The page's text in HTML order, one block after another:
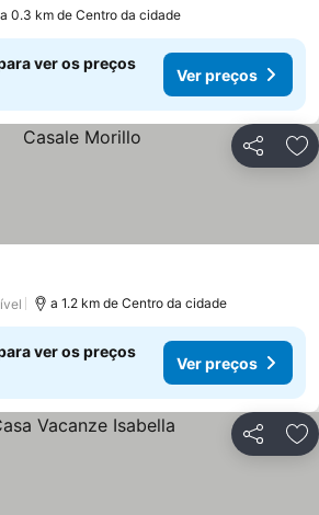
a 0.3 km de Centro da cidade
ver os preços
Ver preços
Partilhar
a 1.2 km de Centro da cidade
ver os preços
Ver preços
Partilhar